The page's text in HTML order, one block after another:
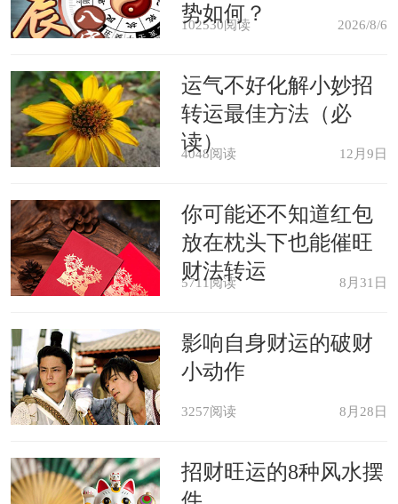
基础。当然，不是每一个人都能这样积
生活中极其消极的人，他们会把自己的
不满情绪传染给你，你也会随之变得不
快乐，充满怨恨，总是抱怨这个个抱怨
那个，惹人反感。这段时间，你可能会
开始一个阶段的学习或者进修，或者灵
感突发写些东西，从箱底挖出N年前的
经可能会比较敏感，偶尔会乱发脾气。
办公族梦见有人故意用车撞我，想
与愿违，不能一厢情愿的看问题，以更
势如何？
102530阅读 2026/8/6
运气不好化解小妙招
转运最佳方法（必
读）
4048阅读 12月9日
你可能还不知道红包
放在枕头下也能催旺
财法转运
5711阅读 8月31日
影响自身财运的破财
小动作
3257阅读 8月28日
招财旺运的8种风水摆